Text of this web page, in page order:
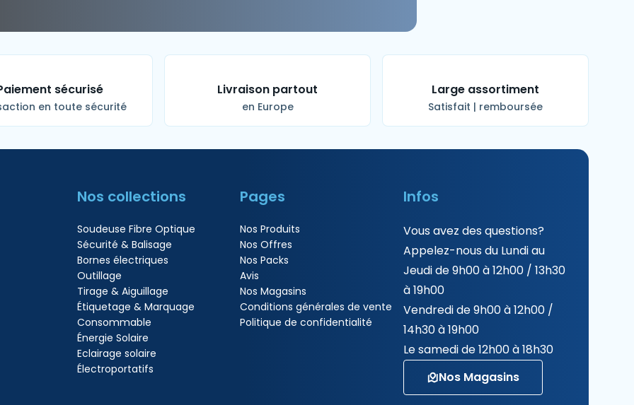
sécurisé
en toute sécurité
Livraison partout
en Europe
Large assortiment
Satisfait | remboursée
Nos collections
Soudeuse Fibre Optique
Sécurité & Balisage
Bornes électriques
Outillage
Tirage & Aiguillage
Étiquetage & Marquage
Consommable
Énergie Solaire
Eclairage solaire
Électroportatifs
Pages
Nos Produits
Nos Offres
Nos Packs
Avis
Nos Magasins
Conditions générales de vente
Politique de confidentialité
Infos
Vous avez des questions?
Appelez-nous du Lundi au
Jeudi de 9h00 à 12h00 / 13h30
à 19h00
Vendredi de 9h00 à 12h00 /
14h30 à 19h00
Le samedi de 12h00 à 18h30
Nos Magasins